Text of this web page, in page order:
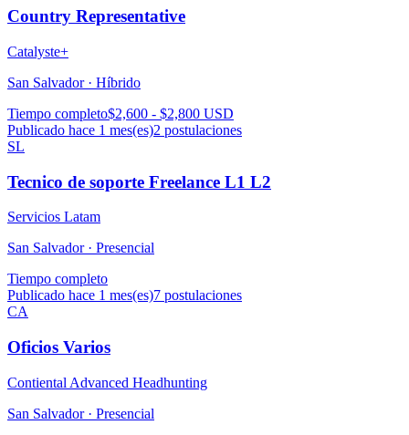
Country Representative
Catalyste+
San Salvador · Híbrido
Tiempo completo$2,600 - $2,800 USD
Publicado hace 1 mes(es)2 postulaciones
SL
Tecnico de soporte Freelance L1 L2
Servicios Latam
San Salvador · Presencial
Tiempo completo
Publicado hace 1 mes(es)7 postulaciones
CA
Oficios Varios
Contiental Advanced Headhunting
San Salvador · Presencial